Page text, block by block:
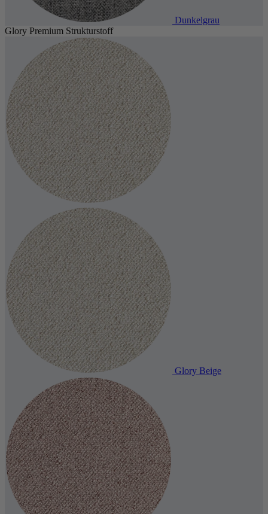
Dunkelgrau
Glory Premium Strukturstoff
Glory Beige